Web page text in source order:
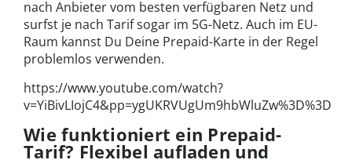
nach Anbieter vom besten verfügbaren Netz und
surfst je nach Tarif sogar im 5G-Netz. Auch im EU-
Raum kannst Du Deine Prepaid-Karte in der Regel
problemlos verwenden.
https://www.youtube.com/watch?
v=YiBivLIojC4&pp=ygUKRVUgUm9hbWluZw%3D%3D
Wie funktioniert ein Prepaid-
Tarif? Flexibel aufladen und